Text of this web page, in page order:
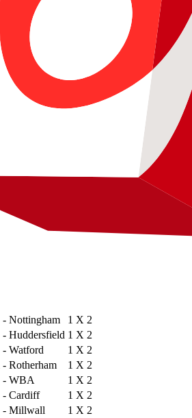
- Nottingham 1 X 2
- Huddersfield 1 X 2
- Watford 1 X 2
- Rotherham 1 X 2
- WBA 1 X 2
- Cardiff 1 X 2
- Millwall 1 X 2